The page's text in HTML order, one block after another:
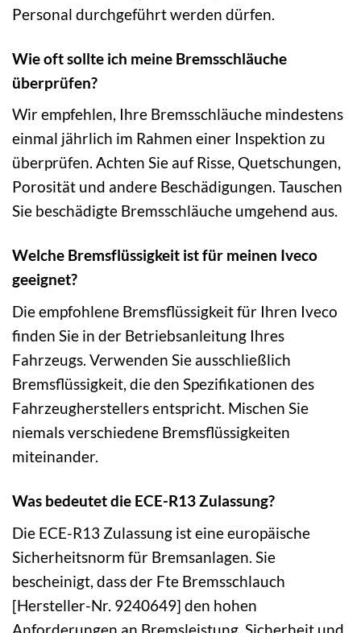
Personal durchgeführt werden dürfen.
Wie oft sollte ich meine Bremsschläuche
überprüfen?
Wir empfehlen, Ihre Bremsschläuche mindestens
einmal jährlich im Rahmen einer Inspektion zu
überprüfen. Achten Sie auf Risse, Quetschungen,
Porosität und andere Beschädigungen. Tauschen
Sie beschädigte Bremsschläuche umgehend aus.
Welche Bremsflüssigkeit ist für meinen Iveco
geeignet?
Die empfohlene Bremsflüssigkeit für Ihren Iveco
finden Sie in der Betriebsanleitung Ihres
Fahrzeugs. Verwenden Sie ausschließlich
Bremsflüssigkeit, die den Spezifikationen des
Fahrzeugherstellers entspricht. Mischen Sie
niemals verschiedene Bremsflüssigkeiten
miteinander.
Was bedeutet die ECE-R13 Zulassung?
Die ECE-R13 Zulassung ist eine europäische
Sicherheitsnorm für Bremsanlagen. Sie
bescheinigt, dass der Fte Bremsschlauch
[Hersteller-Nr. 9240649] den hohen
Anforderungen an Bremsleistung, Sicherheit und